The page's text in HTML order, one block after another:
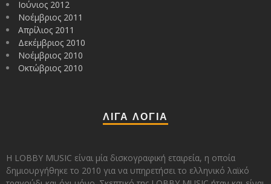
Ιούνιος 2012
Νοέμβριος 2011
Απρίλιος 2011
Δεκέμβριος 2010
Νοέμβριος 2010
Οκτώβριος 2010
ΛΙΓΑ ΛΟΓΙΑ
Η LOBBY MUSIC είναι μία δισκογραφική εταιρεία, η οποία
δημιουργήθηκε το 2010 για να υπηρετήσει το ελληνικό λαϊκό